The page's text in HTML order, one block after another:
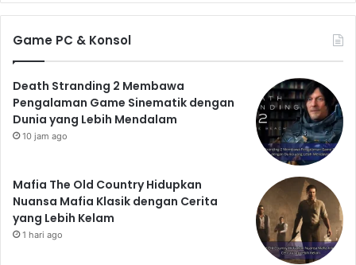
Game PC & Konsol
Death Stranding 2 Membawa
Pengalaman Game Sinematik dengan
Dunia yang Lebih Mendalam
10 jam ago
Mafia The Old Country Hidupkan
Nuansa Mafia Klasik dengan Cerita
yang Lebih Kelam
1 hari ago